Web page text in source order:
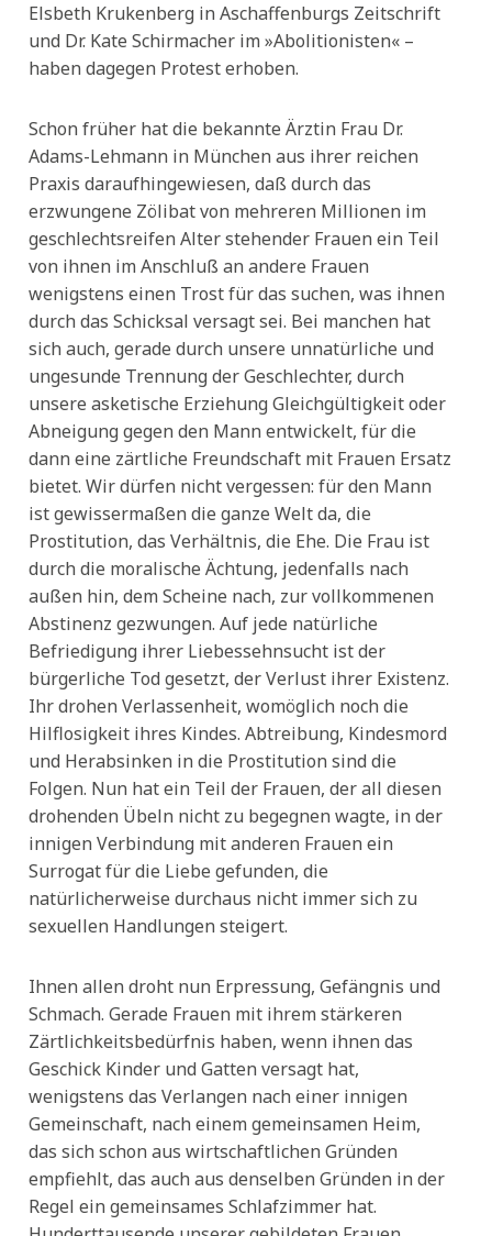
Elsbeth Krukenberg in Aschaffenburgs Zeitschrift
und Dr. Kate Schirmacher im »Abolitionisten« –
haben dagegen Protest erhoben.
Schon früher hat die bekannte Ärztin Frau Dr.
Adams-Lehmann in München aus ihrer reichen
Praxis daraufhingewiesen, daß durch das
erzwungene Zölibat von mehreren Millionen im
geschlechtsreifen Alter stehender Frauen ein Teil
von ihnen im Anschluß an andere Frauen
wenigstens einen Trost für das suchen, was ihnen
durch das Schicksal versagt sei. Bei manchen hat
sich auch, gerade durch unsere unnatürliche und
ungesunde Trennung der Geschlechter, durch
unsere asketische Erziehung Gleichgültigkeit oder
Abneigung gegen den Mann entwickelt, für die
dann eine zärtliche Freundschaft mit Frauen Ersatz
bietet. Wir dürfen nicht vergessen: für den Mann
ist gewissermaßen die ganze Welt da, die
Prostitution, das Verhältnis, die Ehe. Die Frau ist
durch die moralische Ächtung, jedenfalls nach
außen hin, dem Scheine nach, zur vollkommenen
Abstinenz gezwungen. Auf jede natürliche
Befriedigung ihrer Liebessehnsucht ist der
bürgerliche Tod gesetzt, der Verlust ihrer Existenz.
Ihr drohen Verlassenheit, womöglich noch die
Hilflosigkeit ihres Kindes. Abtreibung, Kindesmord
und Herabsinken in die Prostitution sind die
Folgen. Nun hat ein Teil der Frauen, der all diesen
drohenden Übeln nicht zu begegnen wagte, in der
innigen Verbindung mit anderen Frauen ein
Surrogat für die Liebe gefunden, die
natürlicherweise durchaus nicht immer sich zu
sexuellen Handlungen steigert.
Ihnen allen droht nun Erpressung, Gefängnis und
Schmach. Gerade Frauen mit ihrem stärkeren
Zärtlichkeitsbedürfnis haben, wenn ihnen das
Geschick Kinder und Gatten versagt hat,
wenigstens das Verlangen nach einer innigen
Gemeinschaft, nach einem gemeinsamen Heim,
das sich schon aus wirtschaftlichen Gründen
empfiehlt, das auch aus denselben Gründen in der
Regel ein gemeinsames Schlafzimmer hat.